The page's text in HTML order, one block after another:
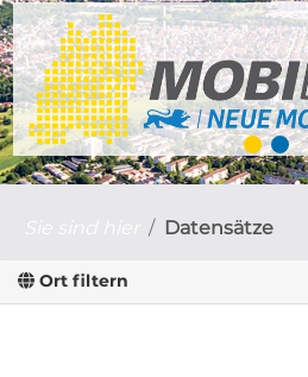
Datensätze
Ort filtern